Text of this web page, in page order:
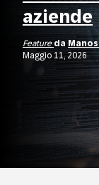
aziende
Feature da
Maggio 11, 2026